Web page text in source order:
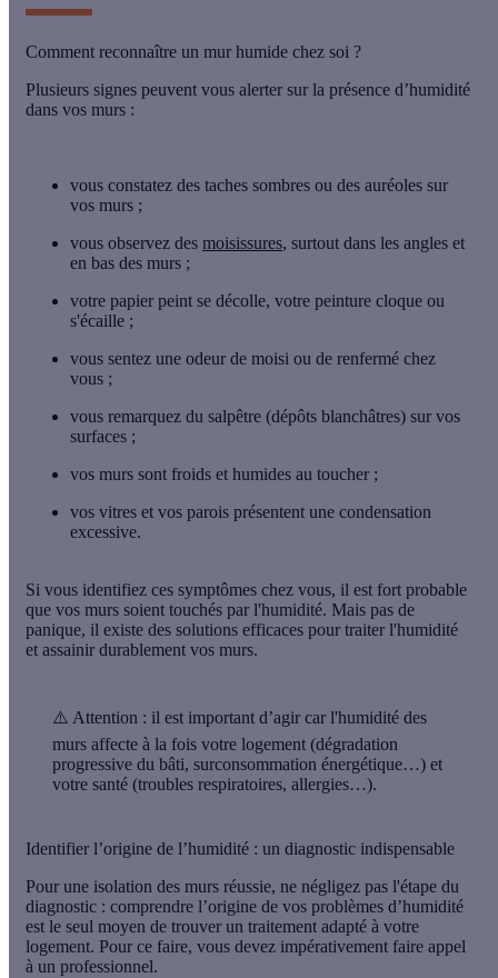
Comment reconnaître un mur humide chez soi ?
Plusieurs signes peuvent vous alerter sur la présence d’humidité
dans vos murs :
vous constatez des taches sombres ou des auréoles sur
vos murs ;
vous observez des moisissures, surtout dans les angles et
en bas des murs ;
votre papier peint se décolle, votre peinture cloque ou
s'écaille ;
vous sentez une odeur de moisi ou de renfermé chez
vous ;
vous remarquez du salpêtre (dépôts blanchâtres) sur vos
surfaces ;
vos murs sont froids et humides au toucher ;
vos vitres et vos parois présentent une condensation
excessive.
Si vous identifiez ces symptômes chez vous, il est fort probable
que vos murs soient touchés par l'humidité. Mais pas de
panique, il existe des solutions efficaces pour traiter l'humidité
et assainir durablement vos murs.
⚠️ Attention : il est important d’agir car l'humidité des
murs affecte à la fois votre logement (dégradation
progressive du bâti, surconsommation énergétique…) et
votre santé (troubles respiratoires, allergies…).
Identifier l’origine de l’humidité : un diagnostic indispensable
Pour une isolation des murs réussie, ne négligez pas l'étape du
diagnostic : comprendre l’origine de vos problèmes d’humidité
est le seul moyen de trouver un traitement adapté à votre
logement. Pour ce faire, vous devez impérativement faire appel
à un professionnel.